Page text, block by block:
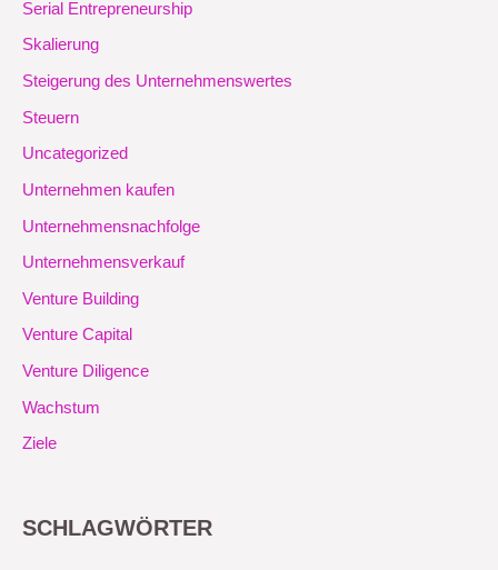
Serial Entrepreneurship
Skalierung
Steigerung des Unternehmenswertes
Steuern
Uncategorized
Unternehmen kaufen
Unternehmensnachfolge
Unternehmensverkauf
Venture Building
Venture Capital
Venture Diligence
Wachstum
Ziele
SCHLAGWÖRTER